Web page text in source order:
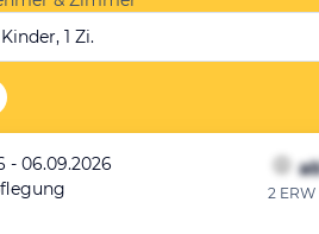
1 Zi.
- 06.09.2026
2 ERW